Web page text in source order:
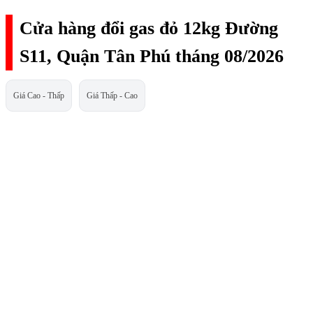
Cửa hàng đổi gas đỏ 12kg Đường
S11, Quận Tân Phú tháng 08/2026
Giá Cao - Thấp Giá Thấp - Cao